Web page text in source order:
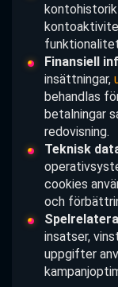
Finansiell
insättningar,
behandlas
betalningar
redovisning.
Teknisk
cookies
och
insatser,
uppgifter